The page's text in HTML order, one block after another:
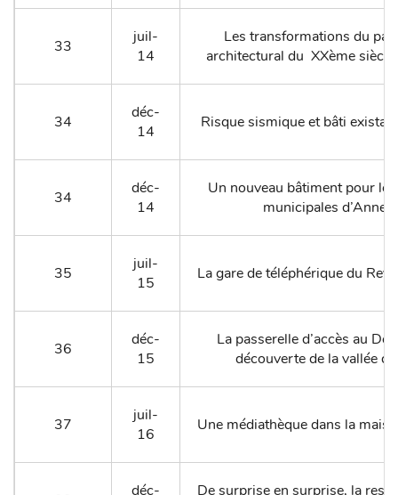
33
juil-
14
Les transformations du
architectural du XXème siècle
34
déc-
14
Risque sismique et bâti
34
déc-
14
Un nouveau bâtiment pour
municipales
35
juil-
15
La gare de téléphérique du
36
déc-
15
La passerelle d’accès au
découverte de la vallée
37
juil-
16
Une médiathèque dans la
déc-
De surprise en surprise, la